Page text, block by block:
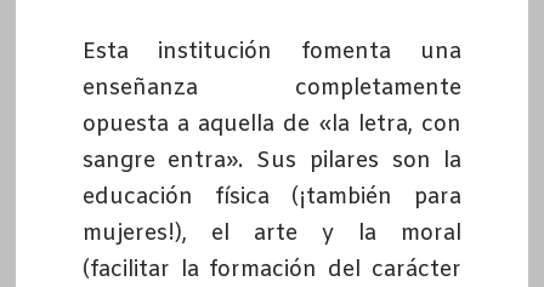
Esta institución fomenta una
enseñanza completamente
opuesta a aquella de «la letra, con
sangre entra». Sus pilares son la
educación física (¡también para
mujeres!), el arte y la moral
(facilitar la formación del carácter